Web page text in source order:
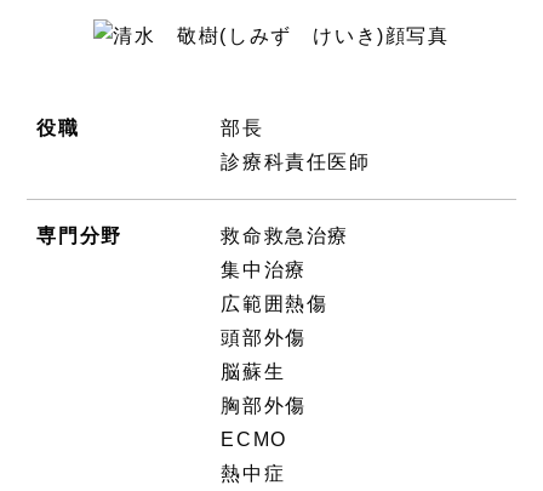
役職
部長
診療科責任医師
専門分野
救命救急治療
集中治療
広範囲熱傷
頭部外傷
脳蘇生
胸部外傷
ECMO
熱中症